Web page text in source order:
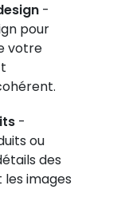
-
pour
votre
-
ou
des
images